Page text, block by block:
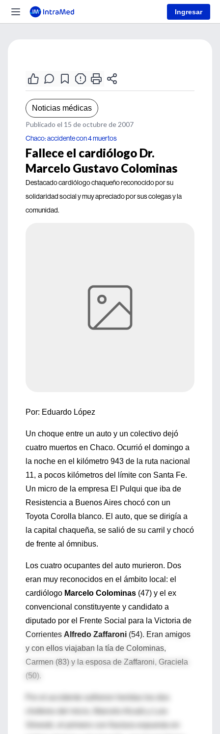
Ingresar
Noticias médicas
Publicado el 15 de octubre de 2007
Chaco: accidente con 4 muertos
Fallece el cardiólogo Dr.
Marcelo Gustavo Colominas
Destacado cardiólogo chaqueño reconocido por su
solidaridad social y muy apreciado por sus colegas y la
comunidad.
Por: Eduardo López
Un choque entre un auto y un colectivo dejó
cuatro muertos en Chaco. Ocurrió el domingo a
la noche en el kilómetro 943 de la ruta nacional
11, a pocos kilómetros del límite con Santa Fe.
Un micro de la empresa El Pulqui que iba de
Resistencia a Buenos Aires chocó con un
Toyota Corolla blanco. El auto, que se dirigía a
la capital chaqueña, se salió de su carril y chocó
de frente al ómnibus.
Los cuatro ocupantes del auto murieron. Dos
eran muy reconocidos en el ámbito local: el
cardiólogo Marcelo Colominas (47) y el ex
convencional constituyente y candidato a
diputado por el Frente Social para la Victoria de
Corrientes Alfredo Zaffaroni (54). Eran amigos
y con ellos viajaban la tía de Colominas,
Carmen (83) y la esposa de Zaffaroni, Graciela
(50).